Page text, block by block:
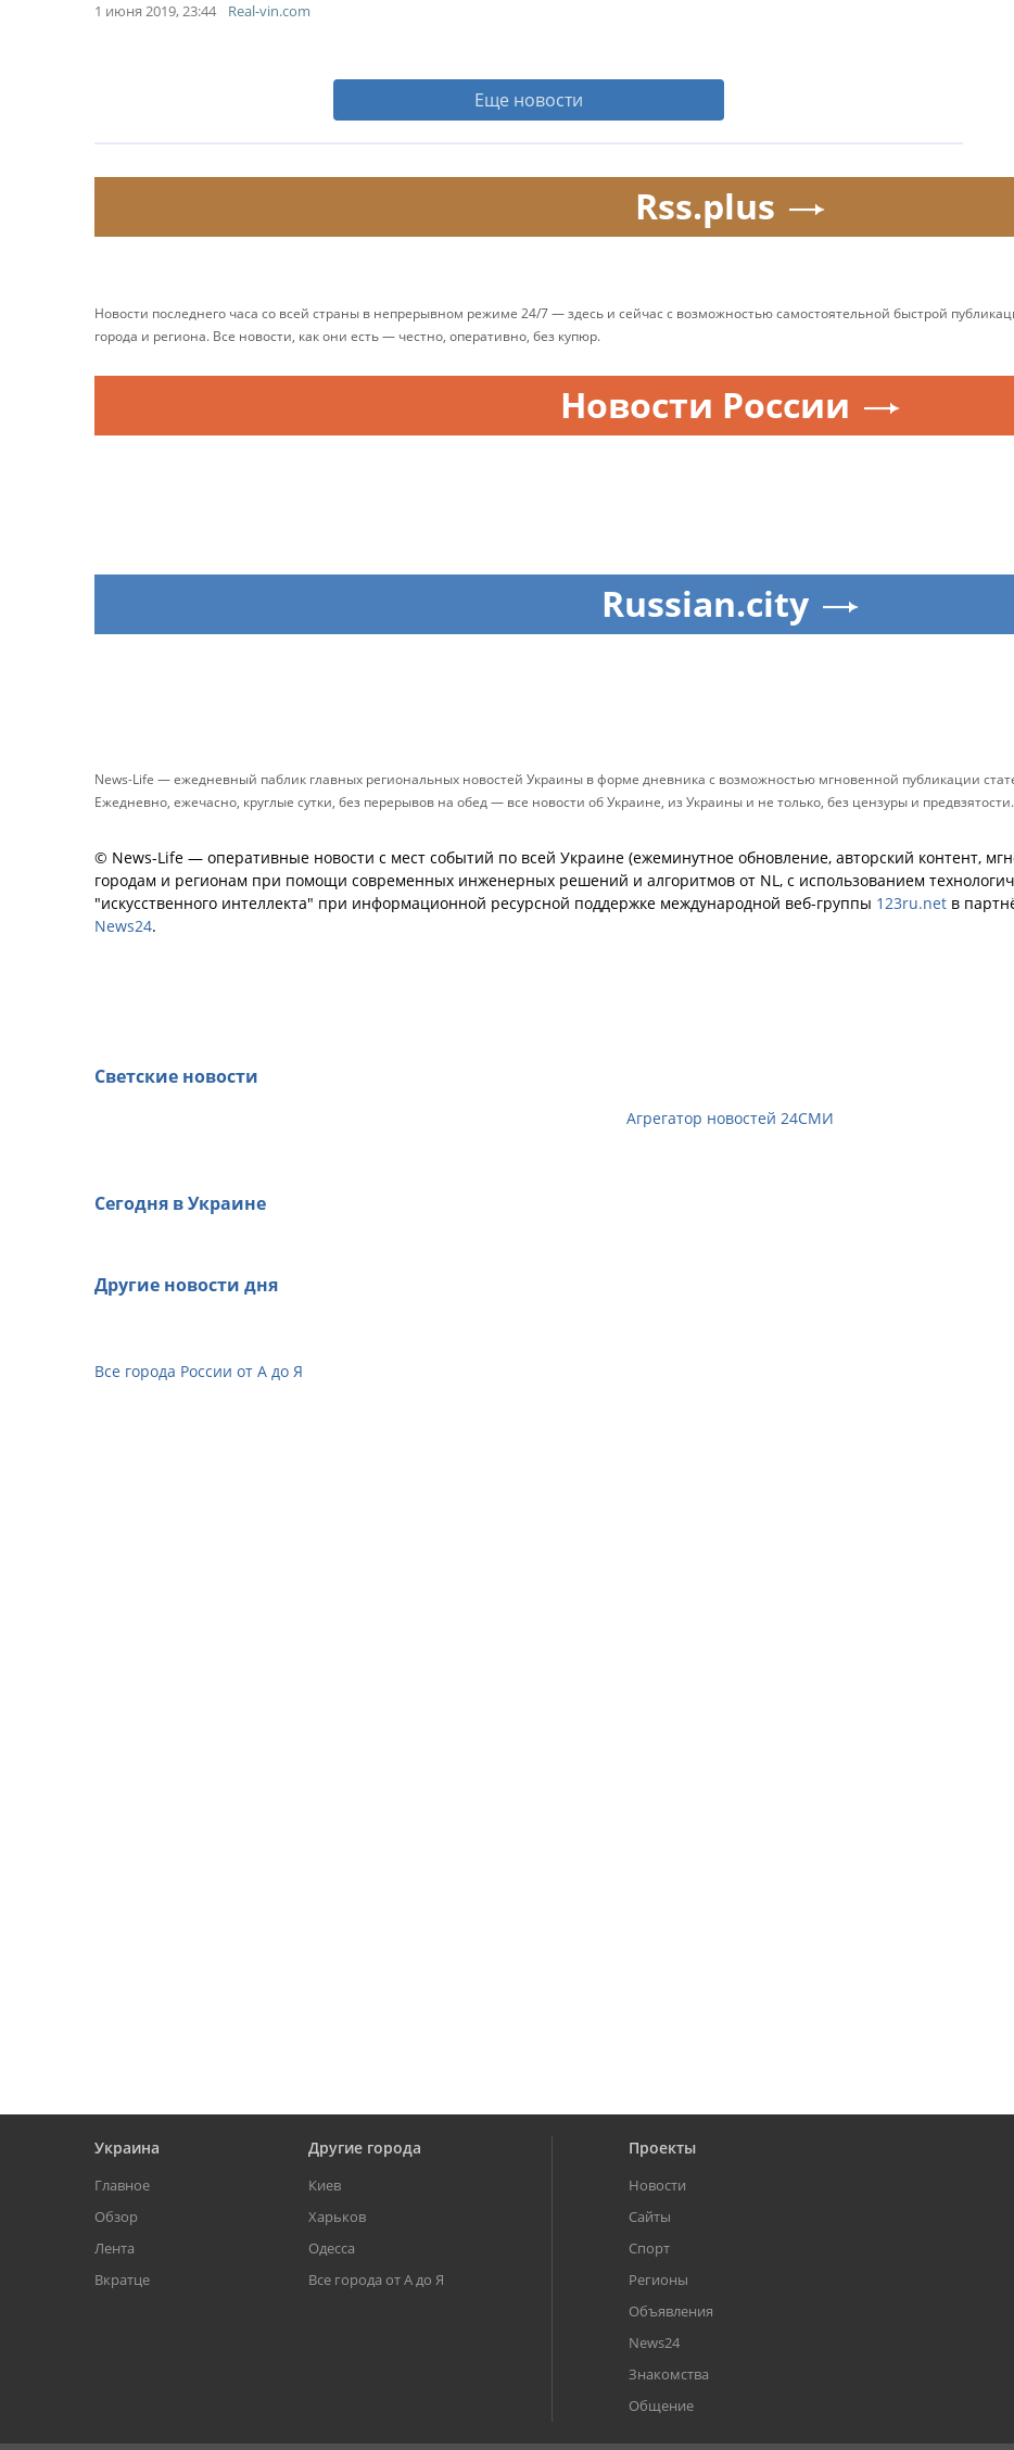
1 июня 2019, 23:44 Real-vin.com
Еще новости
Rss.plus
Новости последнего часа со всей страны в непрерывном режиме 24/7 — здесь и сейчас с возможностью самостоятельной быстрой
города и региона. Все новости, как они есть — честно, оперативно, без купюр.
Новости России
Russian.city
News-Life — ежедневный паблик главных региональных новостей Украины в форме дневника с возможностью мгновенной публикации
Ежедневно, ежечасно, круглые сутки, без перерывов на обед — все новости об Украине, из Украины и не только, без цензуры и
© News-Life — оперативные новости с мест событий по всей Украине (ежеминутное обновление, авторский контент,
городам и регионам при помощи современных инженерных решений и алгоритмов от NL, с использованием
"искусственного интеллекта" при информационной ресурсной поддержке международной веб-группы 123ru.net в
News24.
Светские новости
Агрегатор новостей 24СМИ
Сегодня в Украине
Другие новости дня
Все города России от А до Я
Украина
Главное
Обзор
Лента
Вкратце
Другие города
Киев
Харьков
Одесса
Все города от А до Я
Проекты
Новости
Сайты
Спорт
Регионы
Объявления
News24
Знакомства
Общение